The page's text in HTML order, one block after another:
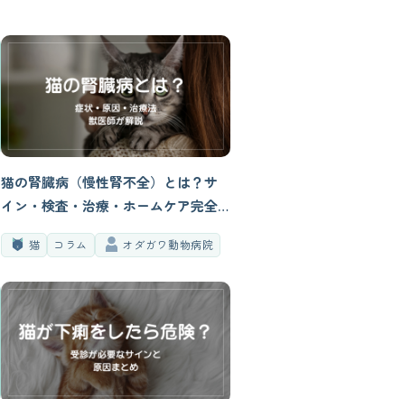
猫の腎臓病（慢性腎不全）とは？サ
イン・検査・治療・ホームケア完全
版
猫 コラム オダガワ動物病院